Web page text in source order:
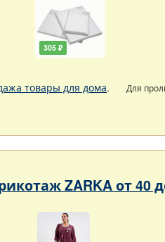
305 ₽
товары для дома. Для
ZARKA от